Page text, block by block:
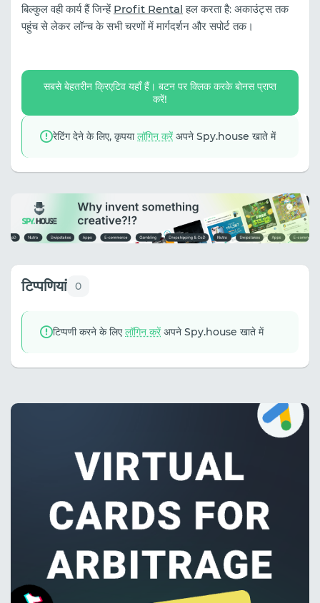
बिल्कुल वही कार्य हैं जिन्हें Profit Rental हल करता है: अकाउंट्स तक
पहुंच से लेकर लॉन्च के सभी चरणों में मार्गदर्शन और सपोर्ट तक।
सबसे बेहतरीन क्रिएटिव यहाँ हैं। बटन पर क्लिक करके बोनस प्राप्त
करें!
रेटिंग देने के लिए, कृपयालॉगिन करेंअपने Spy.house खाते में
टिप्पणियां 0
टिप्पणी करने के लिए लॉगिन करेंअपने Spy.house खाते में